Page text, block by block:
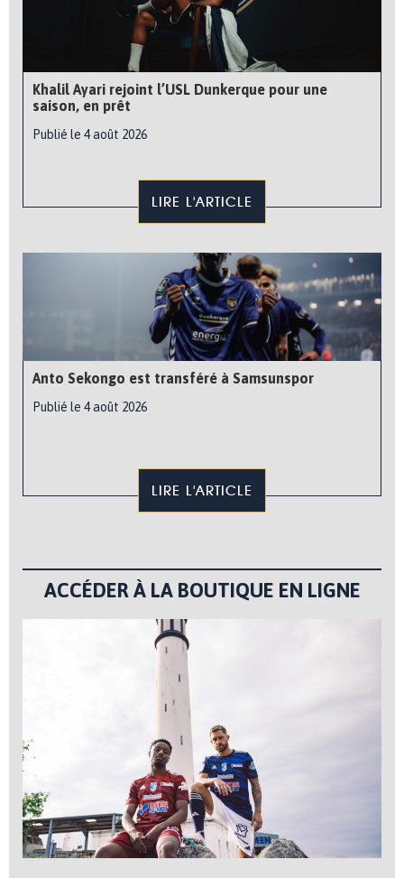
Khalil Ayari rejoint l’USL Dunkerque pour une
saison, en prêt
Publié le 4 août 2026
LIRE L'ARTICLE
Anto Sekongo est transféré à Samsunspor
Publié le 4 août 2026
LIRE L'ARTICLE
ACCÉDER À LA BOUTIQUE EN LIGNE